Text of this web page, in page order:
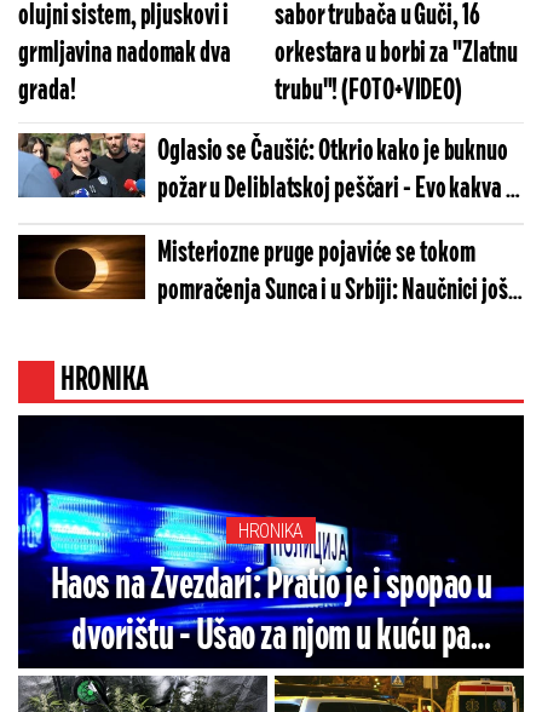
olujni sistem, pljuskovi i
grmljavina nadomak dva
grada!
sabor trubača u Guči, 16
orkestara u borbi za "Zlatnu
trubu"! (FOTO+VIDEO)
Oglasio se Čaušić: Otkrio kako je buknuo
požar u Deliblatskoj peščari - Evo kakva je
trenutna situacija
Misteriozne pruge pojaviće se tokom
pomračenja Sunca i u Srbiji: Naučnici još
HRONIKA
HRONIKA
Haos na Zvezdari: Pratio je i spopao u
dvorištu - Ušao za njom u kuću pa
naleteo na muža